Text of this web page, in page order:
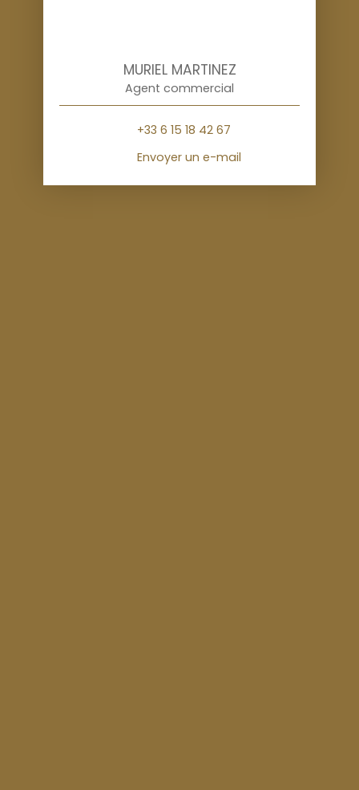
MURIEL MARTINEZ
Agent commercial
+33 6 15 18 42 67
Envoyer un e-mail